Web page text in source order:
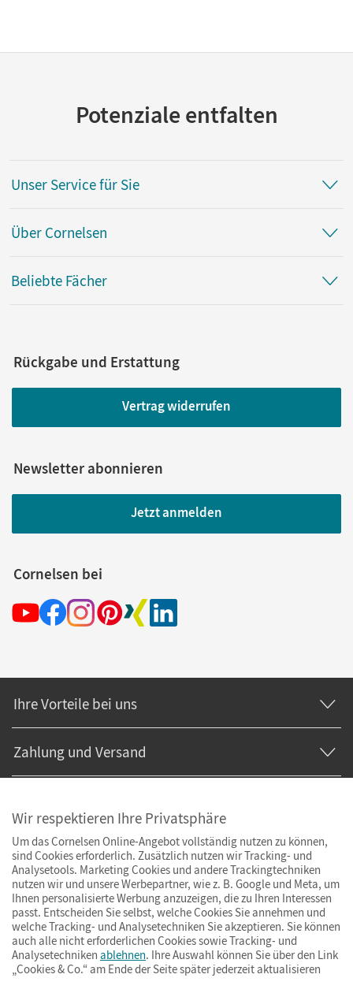
Potenziale entfalten
Unser Service für Sie
Über Cornelsen
Beliebte Fächer
Rückgabe und Erstattung
Vertrag widerrufen
Newsletter abonnieren
Jetzt anmelden
Cornelsen bei
Ihre Vorteile bei uns
Zahlung und Versand
ImpressumAGBDatenschutzBarrierefreiheitCookies & Co.
Wir respektieren Ihre Privatsphäre
Um das Cornelsen Online-Angebot vollständig nutzen zu können,
sind Cookies erforderlich. Zusätzlich nutzen wir Tracking- und
Analysetools. Marketing Cookies und andere Trackingtechniken
nutzen wir und unsere Werbepartner, wie z. B. Google und Meta, um
Ihnen personalisierte Werbung anzuzeigen, die zu Ihren Interessen
passt. Entscheiden Sie selbst, welche Cookies Sie annehmen und
welche Tracking- und Analysetechniken Sie akzeptieren. Sie können
auch alle nicht erforderlichen Cookies sowie Tracking- und
Analysetechniken ablehnen. Ihre Auswahl können Sie über den Link
„Cookies & Co.“ am Ende der Seite später jederzeit aktualisieren